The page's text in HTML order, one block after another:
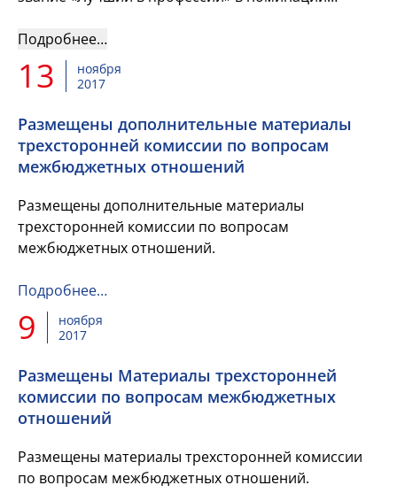
Председателем Совета СФР ...
Подробнее…
13
ноября
2017
Размещены дополнительные материалы
трехсторонней комиссии по вопросам
межбюджетных отношений
Размещены дополнительные материалы
трехсторонней комиссии по вопросам
межбюджетных отношений.
Подробнее…
9
ноября
2017
Размещены Материалы трехсторонней
комиссии по вопросам межбюджетных
отношений
Размещены материалы трехсторонней комиссии
по вопросам межбюджетных отношений.